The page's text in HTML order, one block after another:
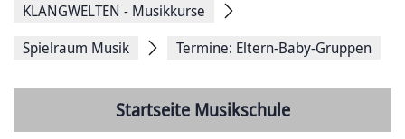
KLANGWELTEN - Musikkurse
Spielraum Musik
Termine: Eltern-Baby-Gruppen
Startseite Musikschule